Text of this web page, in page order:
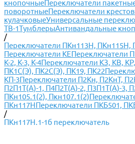
кнопочныеПереключатели
поворотныеПереключатели
кулачковыеУниверсальные
ТВ-1ТумблерыАнтивандальные
/
Переключатели ПКн113Н, ПКн115Н,
Переключатели КЕПереключатели
К-2, К-3, К-4Переключатели КЗ, КВ,
ПК1С(Э), ПК2С(Э), ПК19, ПК22
КП-3Переключатели П2Кн, П2КнТ,
П2П1Т(А)-1, П4П2Т(А)-2, П3П1Т(А)-3,
ПКн105.1(2), Пкн107.1(2)
ПКн117НПереключатели ПКБ501,
/
ПКн117Н.1-1б переключатель